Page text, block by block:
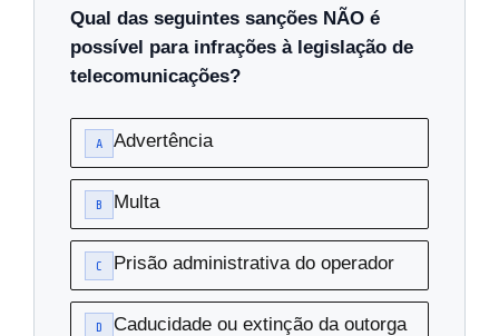
Qual das seguintes sanções NÃO é
possível para infrações à legislação de
telecomunicações?
A Advertência
B Multa
C Prisão administrativa do operador
D Caducidade ou extinção da outorga